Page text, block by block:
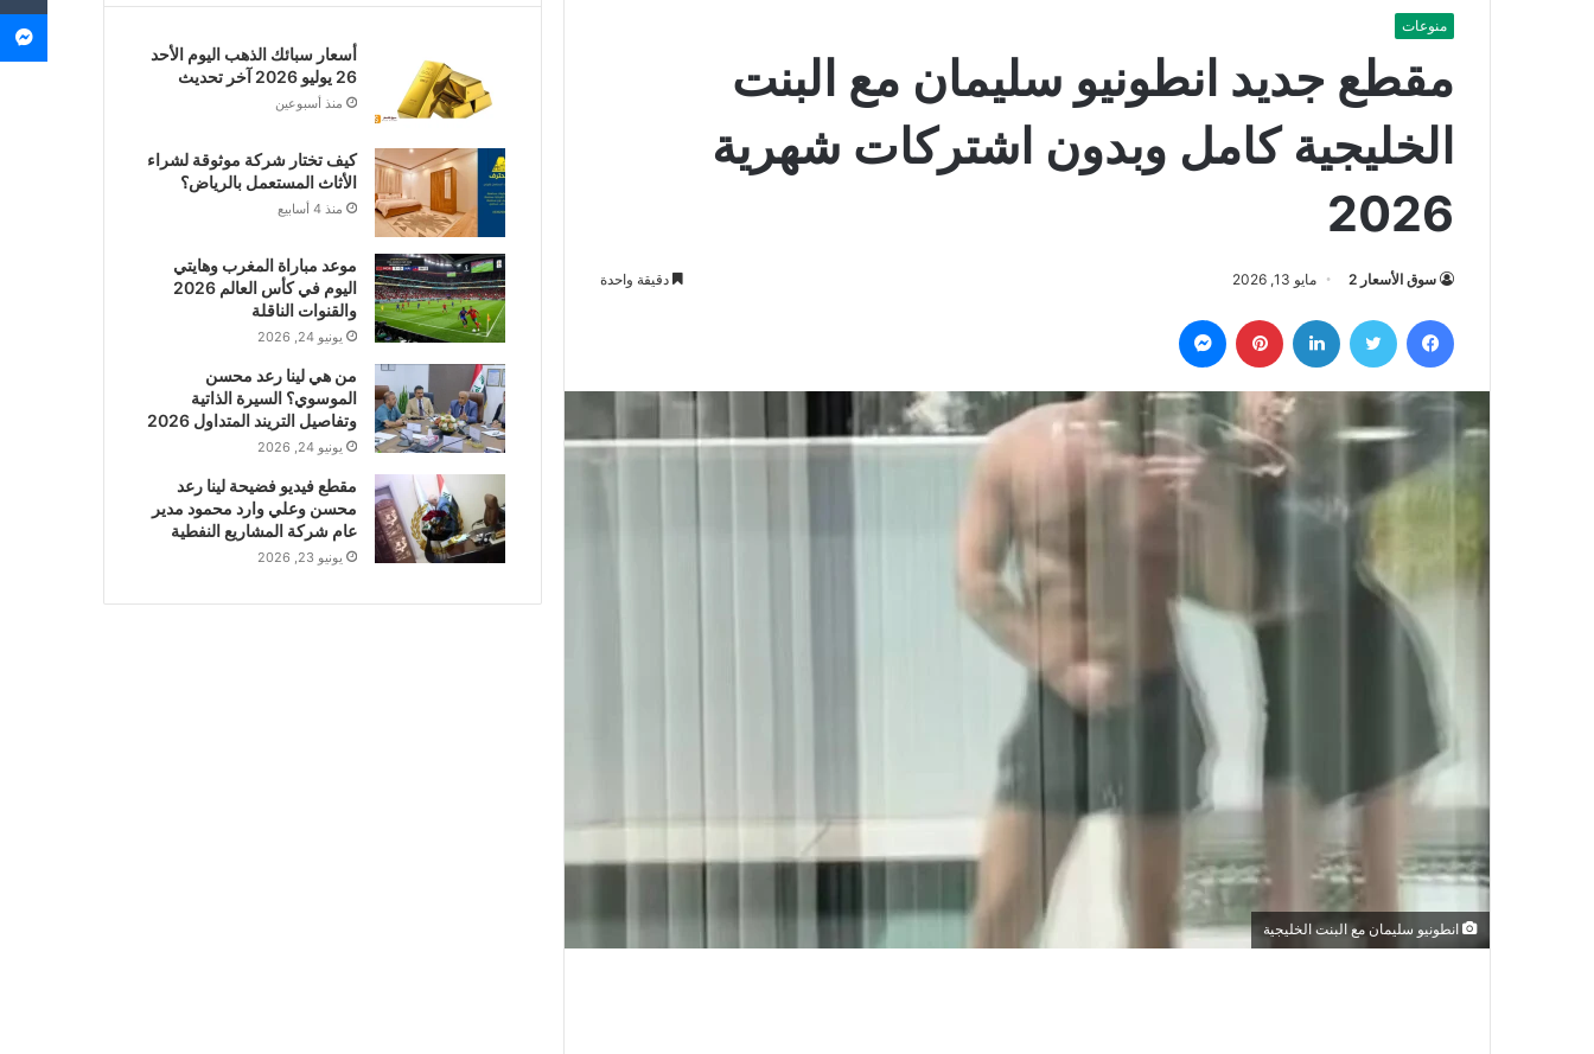
منوعات
مقطع جديد انطونيو سليمان مع البنت
الخليجية كامل وبدون اشتركات شهرية
2026
سوق الأسعار 2 مايو 13, 2026 دقيقة واحدة
فيسبوك تويتر لينكدإن بينتيريست
انطونيو سليمان مع البنت الخليجية
أسعار سبائك الذهب اليوم الأحد
26 يوليو 2026 آخر تحديث
منذ أسبوعين
كيف تختار شركة موثوقة لشراء
الأثاث المستعمل بالرياض؟
منذ 4 أسابيع
موعد مباراة المغرب وهايتي
اليوم في كأس العالم 2026
والقنوات الناقلة
يونيو 24, 2026
من هي لينا رعد محسن
الموسوي؟ السيرة الذاتية
وتفاصيل التريند المتداول 2026
يونيو 24, 2026
مقطع فيديو فضيحة لينا رعد
محسن وعلي وارد محمود مدير
عام شركة المشاريع النفطية
يونيو 23, 2026